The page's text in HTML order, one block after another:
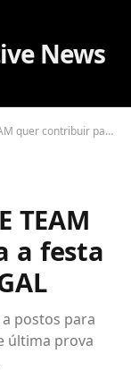
a festa dos ralis em PORTUGAL
TEAM
a festa
postos para
última prova